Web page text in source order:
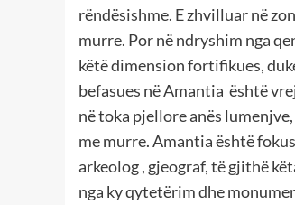
rëndësishme. E zhvilluar në
murre. Por në ndryshim nga
këtë dimension fortifikues,
befasues në Amantia është
në toka pjellore anës
me murre. Amantia është
arkeolog , gjeograf, të gjithë
nga ky qytetërim dhe